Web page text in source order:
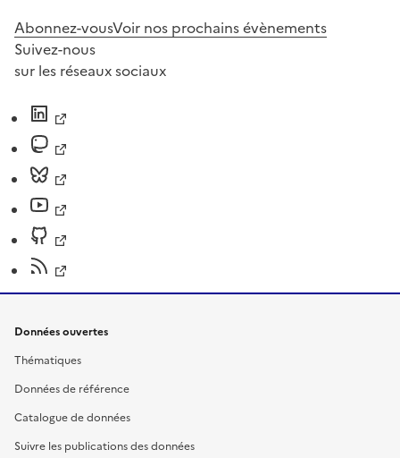
Abonnez-vousVoir nos prochains évènements
Suivez-nous
sur les réseaux sociaux
Données ouvertes
Thématiques
Données de référence
Catalogue de données
Suivre les publications des données